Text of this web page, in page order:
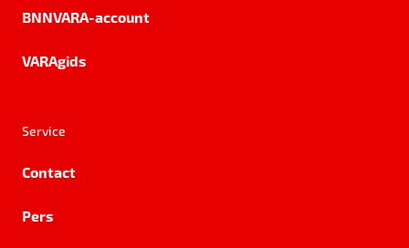
BNNVARA-account
VARAgids
Service
Contact
Pers